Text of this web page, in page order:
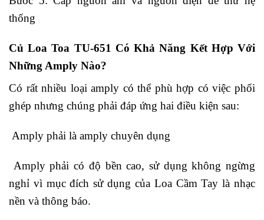
thống
Củ Loa Toa TU-651 Có Khả Năng Kết Hợp Với
Những Amply Nào?
Có rất nhiều loại amply có thể phù hợp có việc phối
ghép nhưng chúng phải đáp ứng hai điều kiện sau:
Amply phải là amply chuyên dụng
Amply phải có độ bền cao, sử dụng không ngừng
nghỉ vì mục đích sử dụng của Loa Cầm Tay là nhạc
nền và thông báo.